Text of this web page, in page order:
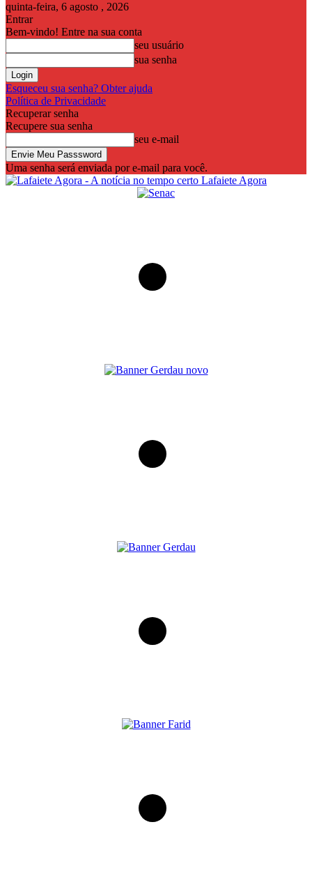
quinta-feira, 6 agosto , 2026
Entrar
Bem-vindo! Entre na sua conta
seu usuário
sua senha
Esqueceu sua senha? Obter ajuda
Política de Privacidade
Recuperar senha
Recupere sua senha
seu e-mail
Uma senha será enviada por e-mail para você.
Lafaiete Agora